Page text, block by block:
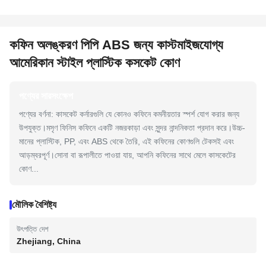
কফিন অলঙ্করণ পিপি ABS জন্য কাস্টমাইজযোগ্য
আমেরিকান স্টাইল প্লাস্টিক কসকেট কোণ
পণ্যের বর্ণনা: কাসকেট কর্নারগুলি যে কোনও কফিনে কমনীয়তার স্পর্শ যোগ করার জন্য
উপযুক্ত।মসৃণ ফিনিস কফিনে একটি নজরকাড়া এবং সুন্দর নান্দনিকতা প্রদান করে।উচ্চ-
মানের প্লাস্টিক, PP, এবং ABS থেকে তৈরি, এই কফিনের কোণগুলি টেকসই এবং
আড়ম্বরপূর্ণ।সোনা বা রূপালীতে পাওয়া যায়, আপনি কফিনের সাথে মেলে কাসকেটের
কোণ...
মৌলিক বৈশিষ্ট্য
উৎপত্তি দেশ
Zhejiang, China